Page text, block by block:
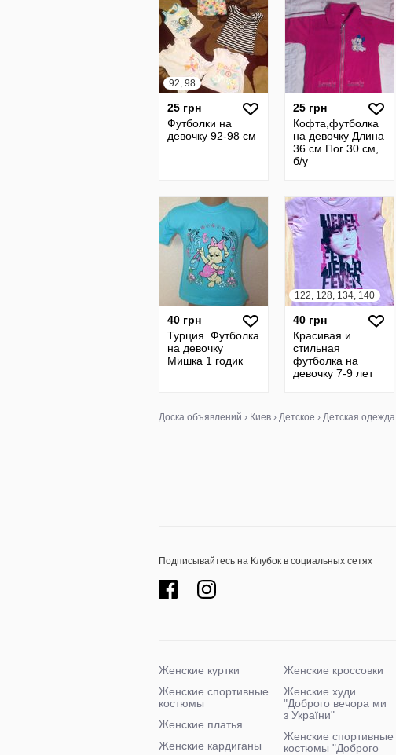
92, 98
25 грн
Футболки на
девочку 92-98 см
25 грн
Кофта,футболка
на девочку Длина
36 см Пог 30 см,
б/у
40 грн
Турция. Футболка
на девочку
Мишка 1 годик
122, 128, 134, 140
40 грн
Красивая и
стильная
футболка на
девочку 7-9 лет
Доска объявлений › Киев › Детское › Детская одежда
Подписывайтесь на Клубок в социальных сетях
Женские куртки
Женские спортивные
костюмы
Женские платья
Женские кардиганы
Женские кроссовки
Женские худи
"Доброго вечора ми
з України"
Женские спортивные
костюмы "Доброго